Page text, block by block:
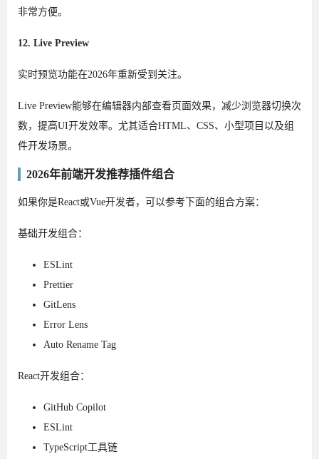
非常方便。
12. Live Preview
实时预览功能在2026年重新受到关注。
Live Preview能够在编辑器内部查看页面效果，减少浏览器切换次
数，提高UI开发效率。尤其适合HTML、CSS、小型项目以及组
件开发场景。
2026年前端开发推荐插件组合
如果你是React或Vue开发者，可以参考下面的组合方案：
基础开发组合：
ESLint
Prettier
GitLens
Error Lens
Auto Rename Tag
React开发组合：
GitHub Copilot
ESLint
TypeScript工具链